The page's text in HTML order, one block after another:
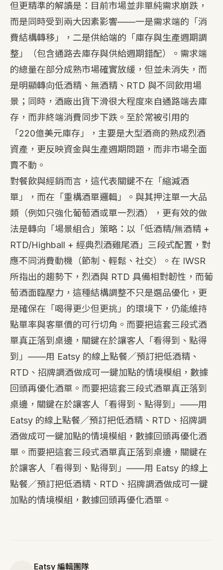
但更精準的解讀是：目前市場並非單純需求崩跌，
而是同時受到兩大因素影響——一是需求端的「消
費結構轉移」，二是供給端的「庫存與生產週期調
整」（包含通路去庫存與供給週期錯配）。需求端
的總量在部分成熟市場確實放緩，但並未消失，而
是明顯轉向低酒精、無酒精、RTD 與不同飲用場
景；同時，酒廠出貨下滑很大程度來自通路端去庫
存，而非終端消費同步下跌。至於常被引用的
「220億美元庫存」，主要是大型酒商的熟成烈酒
資產，更反映資金與生產週期問題，而非市場全面
賣不動。
對餐飲與經銷而言，這代表關鍵不在「縮減酒
單」，而在「重構酒單邏輯」。與其押注單一大品
類（例如只強化葡萄酒或單一烈酒），更有效的做
法是轉向「場景組合」策略：以「低酒精/無酒精 +
RTD/Highball + 經典烈酒雞尾酒」三段式配置，對
應不同消費動機（節制、輕鬆、社交）。在 IWSR
所指出的趨勢下，烈酒與 RTD 具備相對韌性，而葡
萄酒面臨壓力，這種結構調整不只是選品優化，更
是確保在「喝得更少但更挑」的環境下，仍能維持
點單率與客單價的可行切角。而要把這套三段式酒
單真正落到桌邊，關鍵在於讓客人「看得到、點得
到」——用 Eatsy 的線上點餐／預訂把低酒精、
RTD、招牌調酒做成可一鍵加點的情境模組，數據
回頭再優化酒單。而要把這套三段式酒單真正落到
桌邊，關鍵在於讓客人「看得到、點得到」——用
Eatsy 的線上點餐／預訂把低酒精、RTD、招牌調
酒做成可一鍵加點的情境模組，數據回頭再優化酒
單。而要把這套三段式酒單真正落到桌邊，關鍵在
於讓客人「看得到、點得到」——用 Eatsy 的線上
點餐／預訂把低酒精、RTD、招牌調酒做成可一鍵
加點的情境模組，數據回頭再優化酒單。
Eatsy 編輯團隊